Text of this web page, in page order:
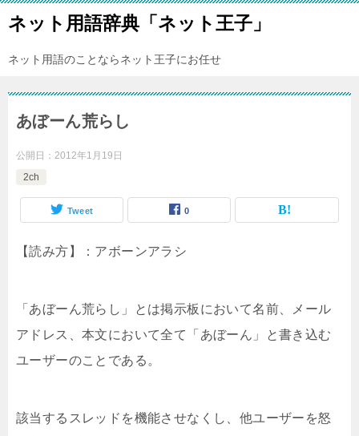
ネット用語辞典「ネット王子」
ネット用語のことならネット王子にお任せ
あぼーん荒らし
公開日： 2012年1月19日
2ch
Tweet 0
【読み方】：アボーンアラシ
「あぼーん荒らし」とは掲示板において名前、メール
アドレス、本文において全て「あぼーん」と書き込む
ユーザーのことである。
該当するスレッドを機能させなくし、他ユーザーを怒